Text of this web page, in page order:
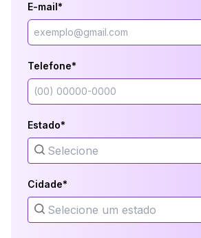
E-mail*
Telefone*
Estado*
Cidade*